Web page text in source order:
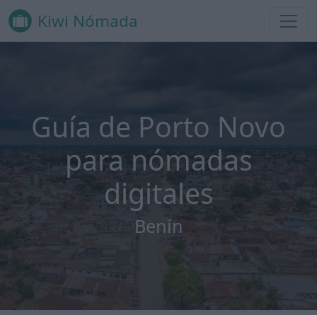
Kiwi Nómada
Guía de Porto Novo
para nómadas
digitales
Benín